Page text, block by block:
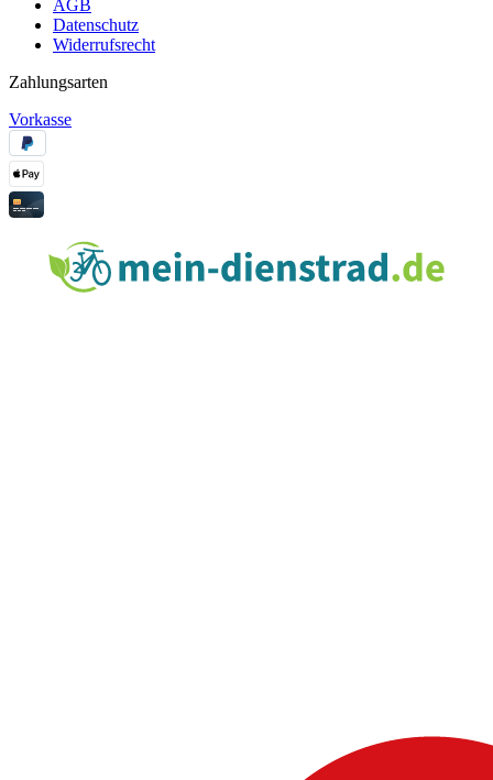
AGB
Datenschutz
Widerrufsrecht
Zahlungsarten
Vorkasse